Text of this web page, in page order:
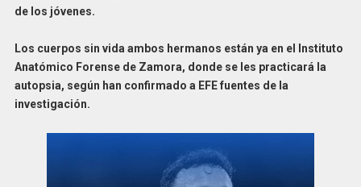
de los jóvenes.
Los cuerpos sin vida ambos hermanos están ya en el Instituto
Anatómico Forense de Zamora, donde se les practicará la
autopsia, según han confirmado a EFE fuentes de la
investigación.